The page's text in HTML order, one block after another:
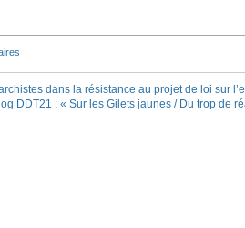
dans la résistance au projet de loi sur
DDT21 : « Sur les Gilets jaunes / Du trop de